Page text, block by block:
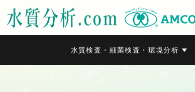
水質検査・細菌検査・環境分析